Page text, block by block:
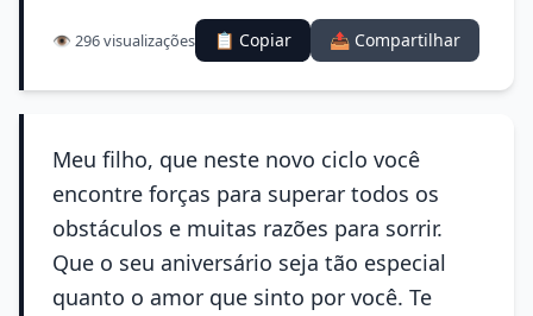
👁️ 296 visualizações 📋 Copiar 📤 Compartilhar
Meu filho, que neste novo ciclo você
encontre forças para superar todos os
obstáculos e muitas razões para sorrir.
Que o seu aniversário seja tão especial
quanto o amor que sinto por você. Te